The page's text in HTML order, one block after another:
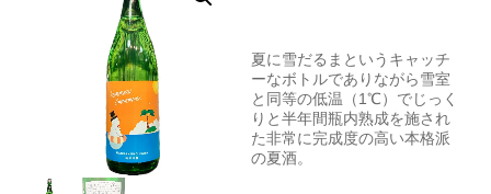
夏に雪だるまというキャッチ
ーなボトルでありながら雪室
と同等の低温（1℃）でじっく
りと半年間瓶内熟成を施され
た非常に完成度の高い本格派
の夏酒。